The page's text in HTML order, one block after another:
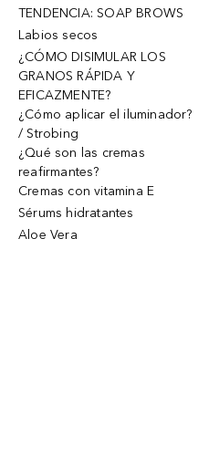
TENDENCIA: SOAP BROWS
Labios secos
¿CÓMO DISIMULAR LOS
GRANOS RÁPIDA Y
EFICAZMENTE?
¿Cómo aplicar el iluminador?
/ Strobing
¿Qué son las cremas
reafirmantes?
Cremas con vitamina E
Sérums hidratantes
Aloe Vera